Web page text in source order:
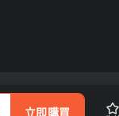
立即購買